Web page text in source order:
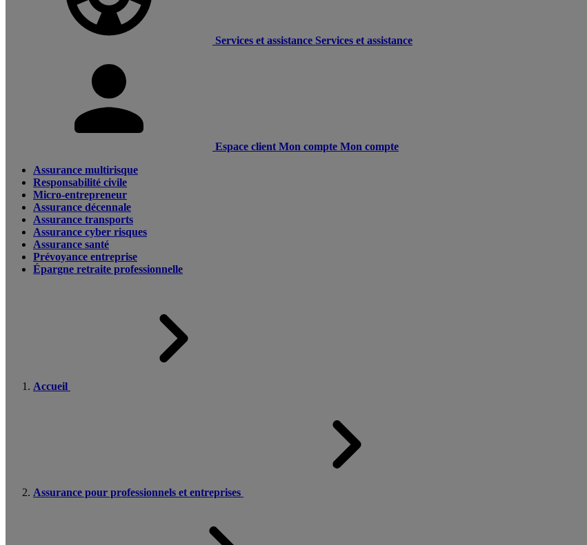
Services et assistance Services et assistance
Espace client Mon compte Mon compte
Assurance multirisque
Responsabilité civile
Micro-entrepreneur
Assurance décennale
Assurance transports
Assurance cyber risques
Assurance santé
Prévoyance entreprise
Épargne retraite professionnelle
Accueil
Assurance pour professionnels et entreprises